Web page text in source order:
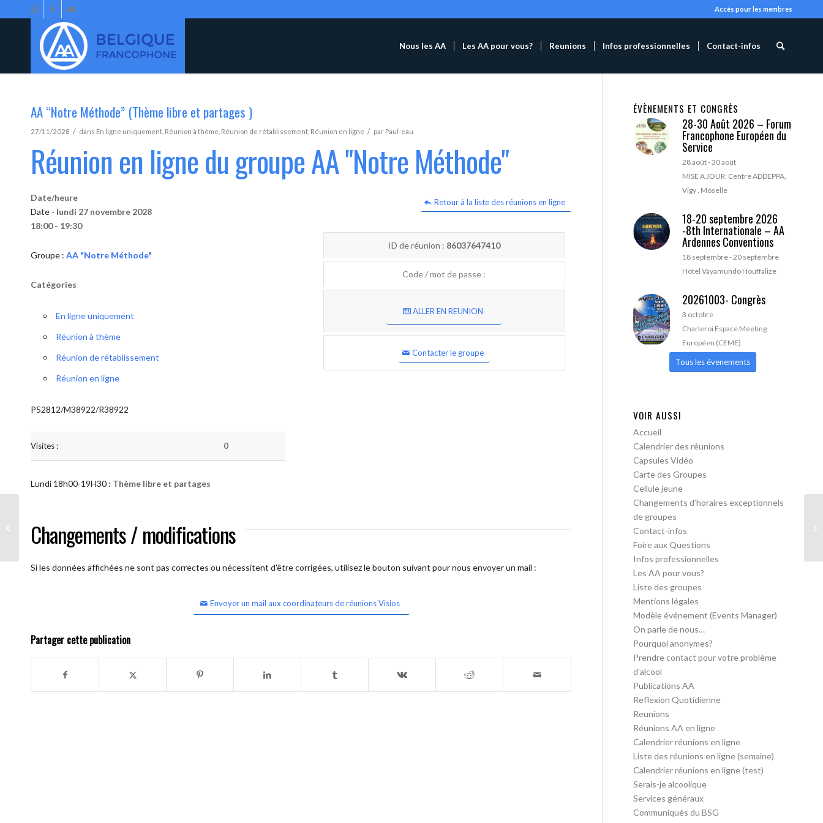
Accès pour les membres
Nous les AA Les AA pour vous? Reunions Infos professionnelles Contact-infos
AA “Notre Méthode” (Thème libre et partages )
27/11/2028 / dans En ligne uniquement Réunion à thème Réunion de rétablissement Réunion en ligne / par Paul-eau
Réunion en ligne du groupe AA "Notre Méthode"
Retour à la liste des réunions en ligne
Date/heure
Date - lundi 27 novembre 2028
18:00 - 19:30
Groupe : AA "Notre Méthode"
Catégories
En ligne uniquement
Réunion à thème
Réunion de rétablissement
Réunion en ligne
P52812/M38922/R38922
Visites : 0
ID de réunion : 86037647410
Code / mot de passe :
ALLER EN REUNION
Contacter le groupe
Lundi 18h00-19H30 : Thème libre et partages
Changements / modifications
Si les données affichées ne sont pas correctes ou nécessitent d'être corrigées, utilisez le bouton suivant pour nous envoyer un mail :
Envoyer un mail aux coordinateurs de réunions Visios
Partager cette publication
ÉVÈNEMENTS ET CONGRÈS
28-30 Août 2026 – Forum
Francophone Européen du
Service
28 août-30 août
MISE A JOUR: Centre ADDEPPA,
Vigy , Moselle
18-20 septembre 2026
-8th Internationale – AA
Ardennes Conventions
18 septembre-20 septembre
Hotel Vayamundo Houffalize
20261003- Congrès
3 octobre
Charleroi Espace Meeting
Européen (CEME)
Tous les évenements
VOIR AUSSI
Accueil
Calendrier des réunions
Capsules Vidéo
Carte des Groupes
Cellule jeune
Changements d’horaires exceptionnels
de groupes
Contact-infos
Foire aux Questions
Infos professionnelles
Les AA pour vous?
Liste des groupes
Mentions légales
Modèle événement (Events Manager)
On parle de nous…
Pourquoi anonymes?
Prendre contact pour votre problème
d’alcool
Publications AA
Reflexion Quotidienne
Reunions
Réunions AA en ligne
Calendrier réunions en ligne
Liste des réunions en ligne (semaine)
Calendrier réunions en ligne (test)
Serais-je alcoolique
Services généraux
Communiqués du BSG
partages )